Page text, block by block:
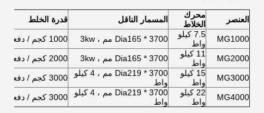
العنصر
محرك
الخلاط
المسمار الناقل قدرة الخلط
MG1000
7.5 كيلو
واط
Dia165 * 3700 مم ، 3kw 1000 كجم / دفعة
MG2000
11 كيلو
واط
Dia165 * 3700 مم ، 3kw 2000 كجم / دفعة
MG3000
15 كيلو
واط
Dia219 * 3700 مم ، 4 كيلو
واط
3000 كجم / دفعة
MG4000
22 كيلو
واط
Dia219 * 3700 مم ، 4 كيلو
واط
3000 كجم / دفعة